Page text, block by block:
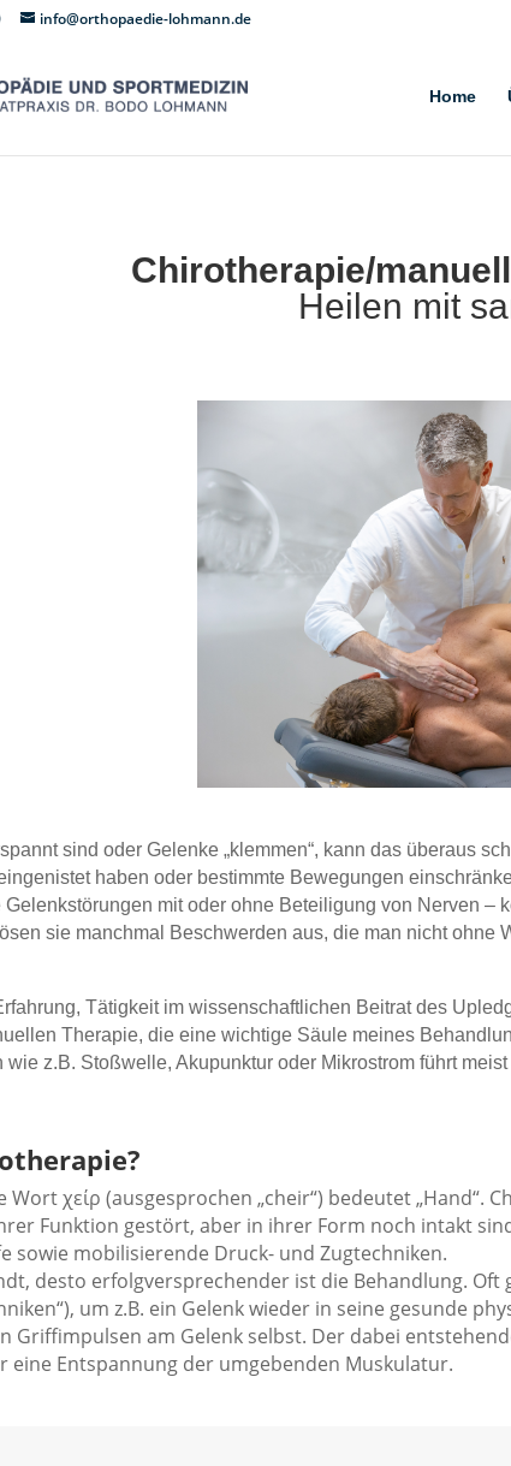
info@orthopaedie-lohmann.de
Home
Chirotherapie/
Heilen mit
sind oder Gelenke „klemmen“, kann das überaus
haben oder bestimmte Bewegungen
mit oder ohne Beteiligung von Nerven –
sie manchmal Beschwerden aus, die man nicht
Tätigkeit im wissenschaftlichen Beitrat des
Therapie, die eine wichtige Säule meines
wie z.B. Stoßwelle, Akupunktur oder Mikrostrom führt
Wort χείρ (ausgesprochen „cheir“) bedeutet
Funktion gestört, aber in ihrer Form noch intakt
sowie mobilisierende Druck- und Zugtechniken.
desto erfolgversprechender ist die Behandlung.
um z.B. ein Gelenk wieder in seine gesunde
Griffimpulsen am Gelenk selbst. Der dabei
eine Entspannung der umgebenden Muskulatur.